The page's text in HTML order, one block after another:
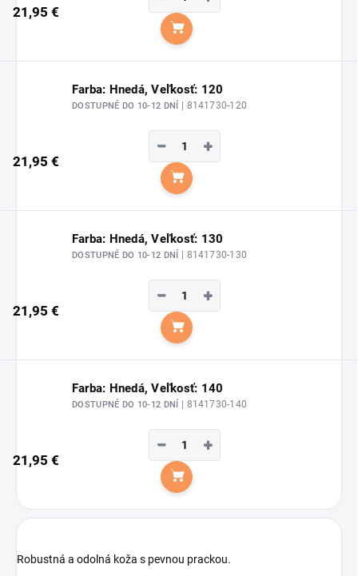
21,95 €
Do košíka
Farba: Hnedá, Veľkosť: 120
DOSTUPNÉ DO 10-12 DNÍ | 8141730-120
21,95 €
+
−
Do košíka
Farba: Hnedá, Veľkosť: 130
DOSTUPNÉ DO 10-12 DNÍ | 8141730-130
21,95 €
+
−
Do košíka
Farba: Hnedá, Veľkosť: 140
DOSTUPNÉ DO 10-12 DNÍ | 8141730-140
21,95 €
+
−
Do košíka
Robustná a odolná koža s pevnou prackou.